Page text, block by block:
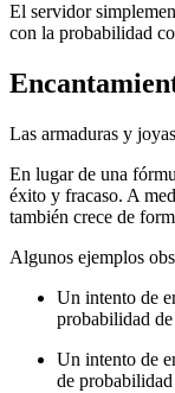
El servidor
con la probabilidad
Las armaduras y
En lugar de una
éxito y fracaso. A
también crece de
Algunos ejemplos
Un intento de
probabilidad
Un intento de
de